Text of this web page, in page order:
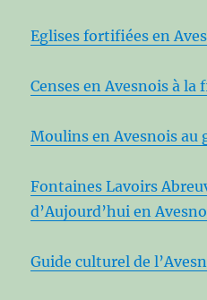
Eglises fortifiées en
Censes en Avesnois à la
Moulins en Avesnois au
Fontaines Lavoirs
d’Aujourd’hui en
Guide culturel de